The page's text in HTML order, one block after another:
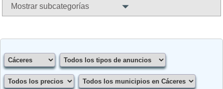
Mostrar subcategorías